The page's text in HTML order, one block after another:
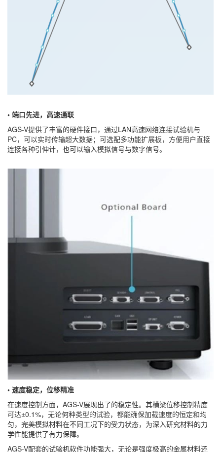
• 端口先进，高速通联
AGS-V提供了丰富的硬件接口，通过LAN高速网络连接试验机与
PC，可以实时传输超大数据；可选配多功能扩展板，方便用户直接
连接各种引伸计，也可以输入模拟信号与数字信号。
• 速度稳定，位移精准
在速度控制方面，AGS-V展现出了的稳定性。其横梁位移控制精度
可达±0.1%，无论何种类型的试验，都能确保加载速度的恒定和均
匀，完美模拟材料在不同工况下的受力状态，为深入研究材料的力
学性能提供了有力保障。
AGS-V配套的试验机软件功能强大，无论是强度极高的金属材料还